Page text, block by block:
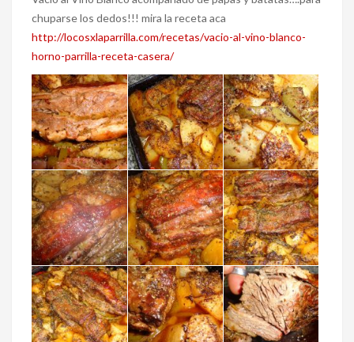
chuparse los dedos!!! mira la receta aca
http://locosxlaparrilla.com/recetas/vacio-al-vino-blanco-
horno-parrilla-receta-casera/